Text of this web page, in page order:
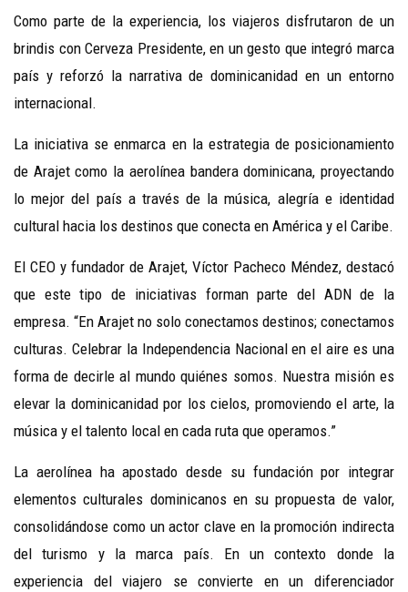
Como parte de la experiencia, los viajeros disfrutaron de un
brindis con Cerveza Presidente, en un gesto que integró marca
país y reforzó la narrativa de dominicanidad en un entorno
internacional.
La iniciativa se enmarca en la estrategia de posicionamiento
de Arajet como la aerolínea bandera dominicana, proyectando
lo mejor del país a través de la música, alegría e identidad
cultural hacia los destinos que conecta en América y el Caribe.
El CEO y fundador de Arajet, Víctor Pacheco Méndez, destacó
que este tipo de iniciativas forman parte del ADN de la
empresa. “En Arajet no solo conectamos destinos; conectamos
culturas. Celebrar la Independencia Nacional en el aire es una
forma de decirle al mundo quiénes somos. Nuestra misión es
elevar la dominicanidad por los cielos, promoviendo el arte, la
música y el talento local en cada ruta que operamos.”
La aerolínea ha apostado desde su fundación por integrar
elementos culturales dominicanos en su propuesta de valor,
consolidándose como un actor clave en la promoción indirecta
del turismo y la marca país. En un contexto donde la
experiencia del viajero se convierte en un diferenciador